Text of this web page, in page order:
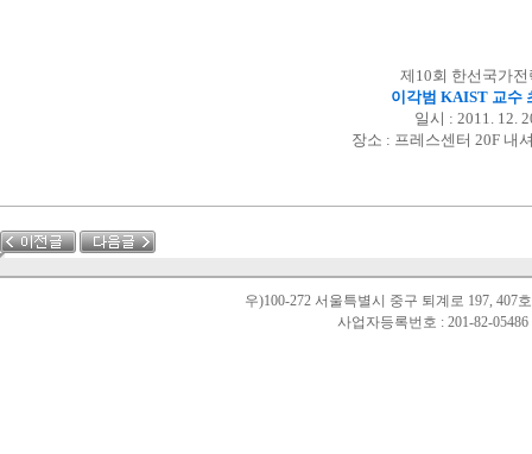
제10회 한선국가
이각범 KAIST 교수
일시 : 2011. 12.
장소 : 프레스센터 20F 내
우)100-272 서울특별시 중구 퇴계로 197,
사업자등록번호 : 201-82-